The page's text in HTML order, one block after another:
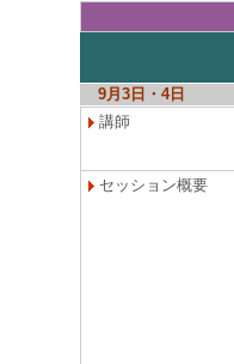
9月3日・4日
講師
セッション概要